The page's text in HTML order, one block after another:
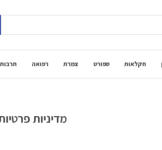
חקלאות ספורט צמרת רפואה
מדיניות